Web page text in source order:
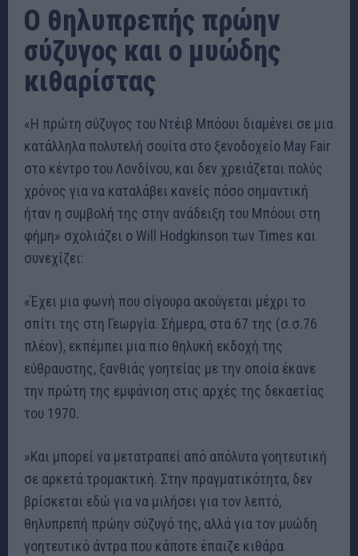
Ο θηλυπρεπής πρώην
σύζυγος και ο μυώδης
κιθαρίστας
«Η πρώτη σύζυγος του Ντέιβ Μπόουι διαμένει σε μια
κατάλληλα πολυτελή σουίτα στο ξενοδοχείο May Fair
στο κέντρο του Λονδίνου, και δεν χρειάζεται πολύς
χρόνος για να καταλάβει κανείς πόσο σημαντική
ήταν η συμβολή της στην ανάδειξη του Μπόουι στη
φήμη» σχολιάζει ο Will Hodgkinson των Times και
συνεχίζει:
«Έχει μια φωνή που σίγουρα ακούγεται μέχρι το
σπίτι της στη Γεωργία. Σήμερα, στα 67 της (σ.σ.76
πλέον), εκπέμπει μια πιο θηλυκή εκδοχή της
εύθραυστης, ξανθιάς γοητείας με την οποία έκανε
την πρώτη της εμφάνιση στις αρχές της δεκαετίας
του 1970.
»Και μπορεί να μετατραπεί από απόλυτα γοητευτική
σε αρκετά τρομακτική. Στην πραγματικότητα, δεν
βρίσκεται εδώ για να μιλήσει για τον λεπτό,
θηλυπρεπή πρώην σύζυγό της, αλλά για τον μυώδη
γοητευτικό άντρα που κάποτε έπαιζε κιθάρα